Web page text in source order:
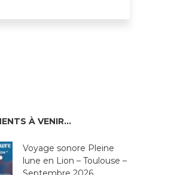
À VENIR…
Voyage sonore Pleine
lune en Lion – Toulouse –